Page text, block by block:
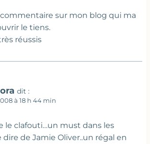
sur mon blog qui ma
le tiens.
réussis
dit :
à 18 h 44 min
le clafouti…un must dans les
de Jamie Oliver..un régal en